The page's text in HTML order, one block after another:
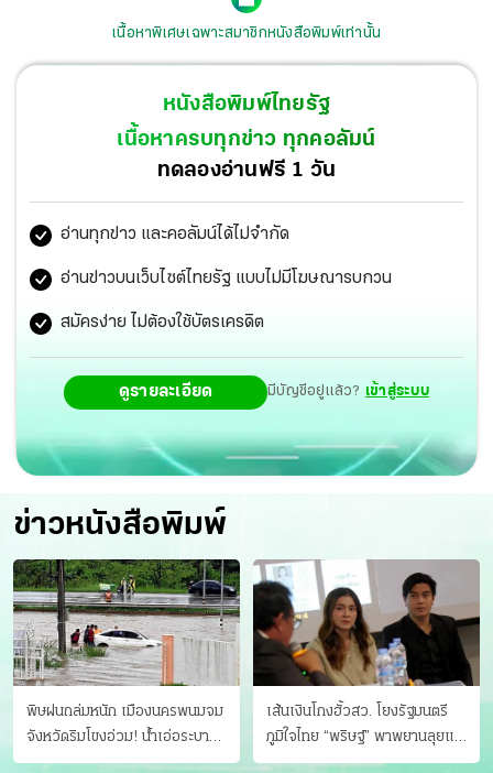
เนื้อหาพิเศษเฉพาะสมาชิกหนังสือพิมพ์เท่านั้น
หนังสือพิมพ์ไทยรัฐ
เนื้อหาครบทุกข่าว ทุกคอลัมน์
ทดลองอ่านฟรี 1 วัน
อ่านทุกข่าว และคอลัมน์ได้ไม่จำกัด
อ่านข่าวบนเว็บไซต์ไทยรัฐ แบบไม่มีโฆษณารบกวน
สมัครง่าย ไม่ต้องใช้บัตรเครดิต
ดูรายละเอียด มีบัญชีอยู่แล้ว? เข้าสู่ระบบ
ข่าวหนังสือพิมพ์
พิษฝนถล่มหนัก เมืองนครพนมจม
จังหวัดริมโขงอ่วม! นํ้าเอ่อระบาย
ไม่ทัน แม่ปิงทะลักล้น
เส้นเงินโกงฮั้วสว. โยงรัฐมนตรี
ภูมิใจไทย “พริษฐ์” พาพยานลุยแฉ
มีโอนให้คนกกต.ด้วย